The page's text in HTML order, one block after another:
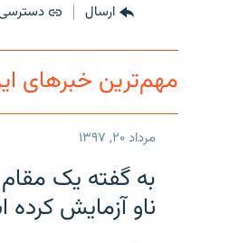
ارسال
مهم‌ترین خبرهای
مرداد ۲۰, ۱۳۹۷
به گفته یک
ناو آزمایش